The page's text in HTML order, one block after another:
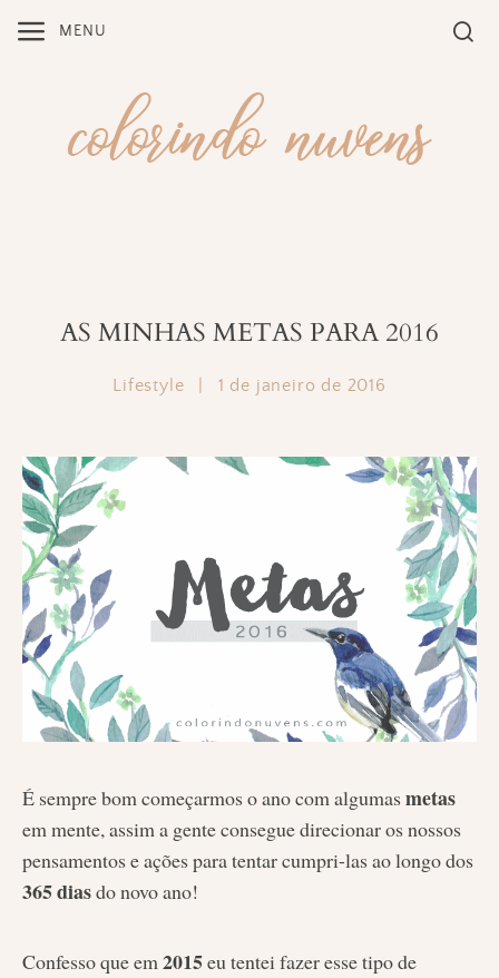
MENU
AS MINHAS METAS PARA 2016
Lifestyle 1 de janeiro de 2016
É sempre bom começarmos o ano com algumas metas
em mente, assim a gente consegue direcionar os nossos
pensamentos e ações para tentar cumpri-las ao longo dos
365 diasdo novo ano!
Confesso que em2015eu tentei fazer esse tipo de